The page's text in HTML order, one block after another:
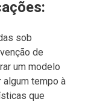
sob
de
um modelo
tempo à
que